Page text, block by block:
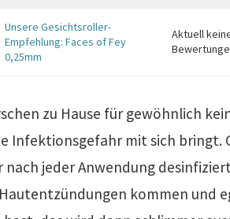
Unsere Gesichtsroller-
Empfehlung: Faces of Fey
0,25mm
Aktuell
zu Hause für gewöhnlich
Infektionsgefahr mit sich bringt.
nach jeder Anwendung
kommen und